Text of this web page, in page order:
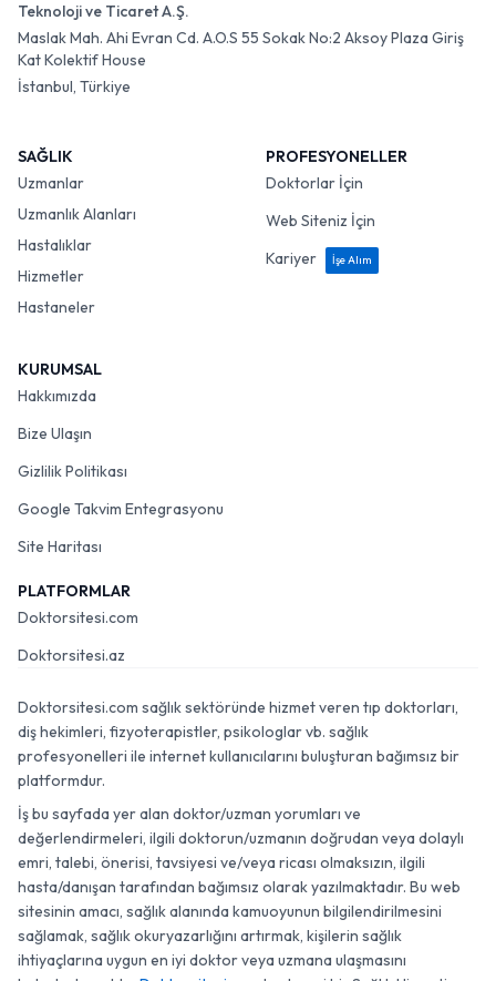
Teknoloji ve Ticaret A.Ş.
Maslak Mah. Ahi Evran Cd. A.O.S 55 Sokak No:2 Aksoy Plaza Giriş
Kat Kolektif House
İstanbul, Türkiye
SAĞLIK
Uzmanlar
Uzmanlık Alanları
Hastalıklar
Hizmetler
Hastaneler
PROFESYONELLER
Doktorlar İçin
Web Siteniz İçin
Kariyer
İşe Alım
KURUMSAL
Hakkımızda
Bize Ulaşın
Gizlilik Politikası
Google Takvim Entegrasyonu
Site Haritası
PLATFORMLAR
Doktorsitesi.com
Doktorsitesi.az
Doktorsitesi.com sağlık sektöründe hizmet veren tıp doktorları,
diş hekimleri, fizyoterapistler, psikologlar vb. sağlık
profesyonelleri ile internet kullanıcılarını buluşturan bağımsız bir
platformdur.
İş bu sayfada yer alan doktor/uzman yorumları ve
değerlendirmeleri, ilgili doktorun/uzmanın doğrudan veya dolaylı
emri, talebi, önerisi, tavsiyesi ve/veya ricası olmaksızın, ilgili
hasta/danışan tarafından bağımsız olarak yazılmaktadır. Bu web
sitesinin amacı, sağlık alanında kamuoyunun bilgilendirilmesini
sağlamak, sağlık okuryazarlığını artırmak, kişilerin sağlık
ihtiyaçlarına uygun en iyi doktor veya uzmana ulaşmasını